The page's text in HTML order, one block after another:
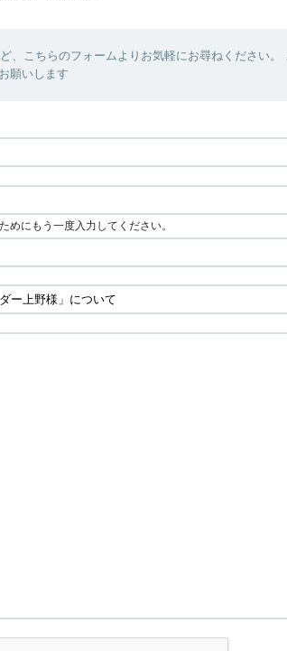
、こちらのフォームよりお気軽にお尋ねください。
願いします
めにもう一度入力してください。